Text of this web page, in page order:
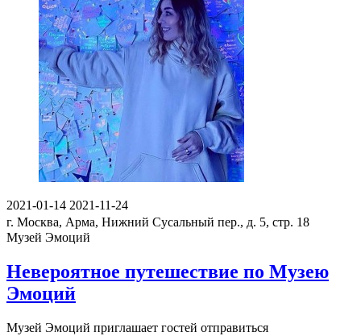
2021-01-14 2021-11-24
г. Москва, Арма, Нижний Сусальный пер., д. 5, стр. 18
Музей Эмоций
Невероятное путешествие по Музею
Эмоций
Музей Эмоций приглашает гостей отправиться